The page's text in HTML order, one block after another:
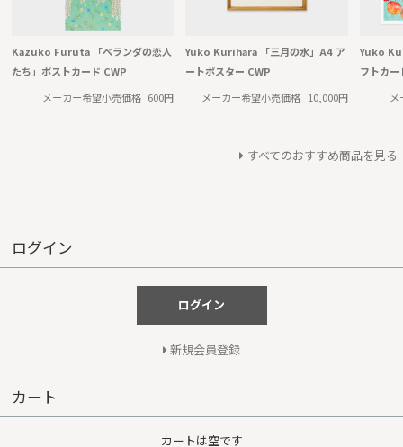
Kazuko Furuta 「ベランダの恋人
たち」ポストカード CWP
メーカー希望小売価格 600円
Yuko Kurihara 「三月の水」A4 ア
ートポスター CWP
メーカー希望小売価格 10,000円
Yuko
フトカー
すべてのおすすめ商品を見る
ログイン
ログイン
新規会員登録
カート
カートは空です